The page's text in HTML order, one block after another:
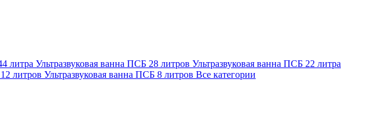
литра Ультразвуковая ванна ПСБ 28 литров Ультразвуковая ванна ПСБ 22 литра
литров Ультразвуковая ванна ПСБ 8 литров Все категории